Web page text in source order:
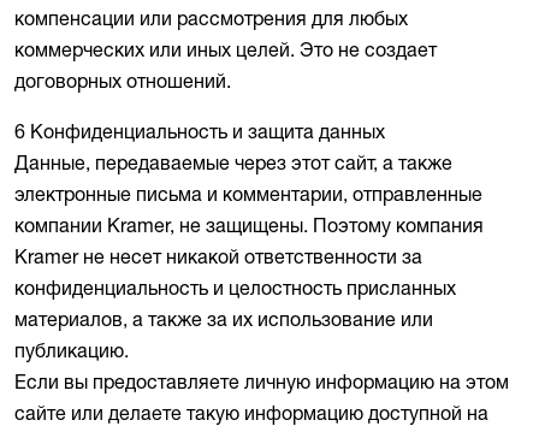
компенсации или рассмотрения для любых
коммерческих или иных целей. Это не создает
договорных отношений.
6 Конфиденциальность и защита данных
Данные, передаваемые через этот сайт, а также
электронные письма и комментарии, отправленные
компании Kramer, не защищены. Поэтому компания
Kramer не несет никакой ответственности за
конфиденциальность и целостность присланных
материалов, а также за их использование или
публикацию.
Если вы предоставляете личную информацию на этом
сайте или делаете такую информацию доступной на